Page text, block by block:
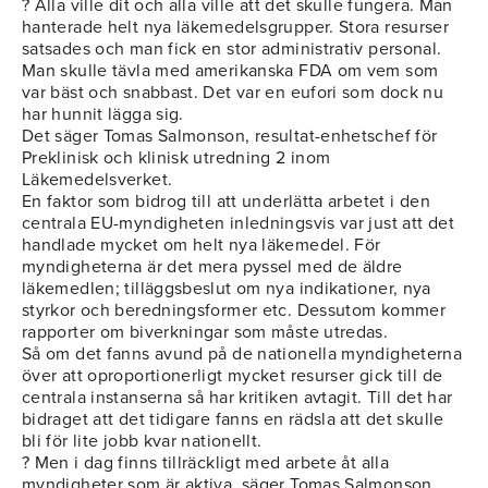
? Alla ville dit och alla ville att det skulle fungera. Man
hanterade helt nya läkemedelsgrupper. Stora resurser
satsades och man fick en stor administrativ personal.
Man skulle tävla med amerikanska FDA om vem som
var bäst och snabbast. Det var en eufori som dock nu
har hunnit lägga sig.
Det säger Tomas Salmonson, resultat-enhetschef för
Preklinisk och klinisk utredning 2 inom
Läkemedelsverket.
En faktor som bidrog till att underlätta arbetet i den
centrala EU-myndigheten inledningsvis var just att det
handlade mycket om helt nya läkemedel. För
myndigheterna är det mera pyssel med de äldre
läkemedlen; tilläggsbeslut om nya indikationer, nya
styrkor och beredningsformer etc. Dessutom kommer
rapporter om biverkningar som måste utredas.
Så om det fanns avund på de nationella myndigheterna
över att oproportionerligt mycket resurser gick till de
centrala instanserna så har kritiken avtagit. Till det har
bidraget att det tidigare fanns en rädsla att det skulle
bli för lite jobb kvar nationellt.
? Men i dag finns tillräckligt med arbete åt alla